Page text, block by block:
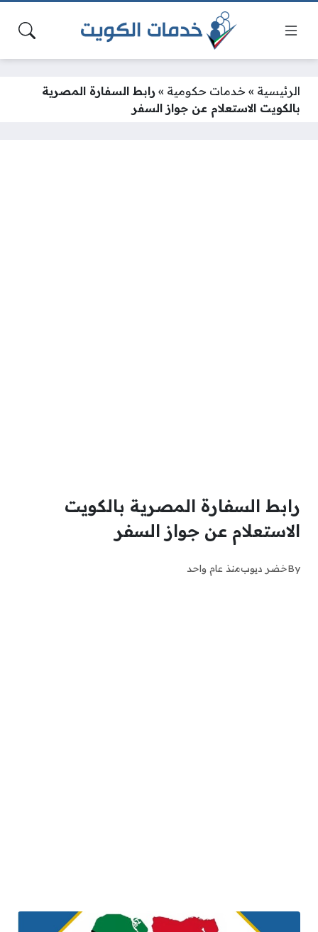
الرئيسية » خدمات حكومية » رابط السفارة المصرية
بالكويت الاستعلام عن جواز السفر
رابط السفارة المصرية بالكويت
الاستعلام عن جواز السفر
Byخضر ديوبمنذ عام واحد